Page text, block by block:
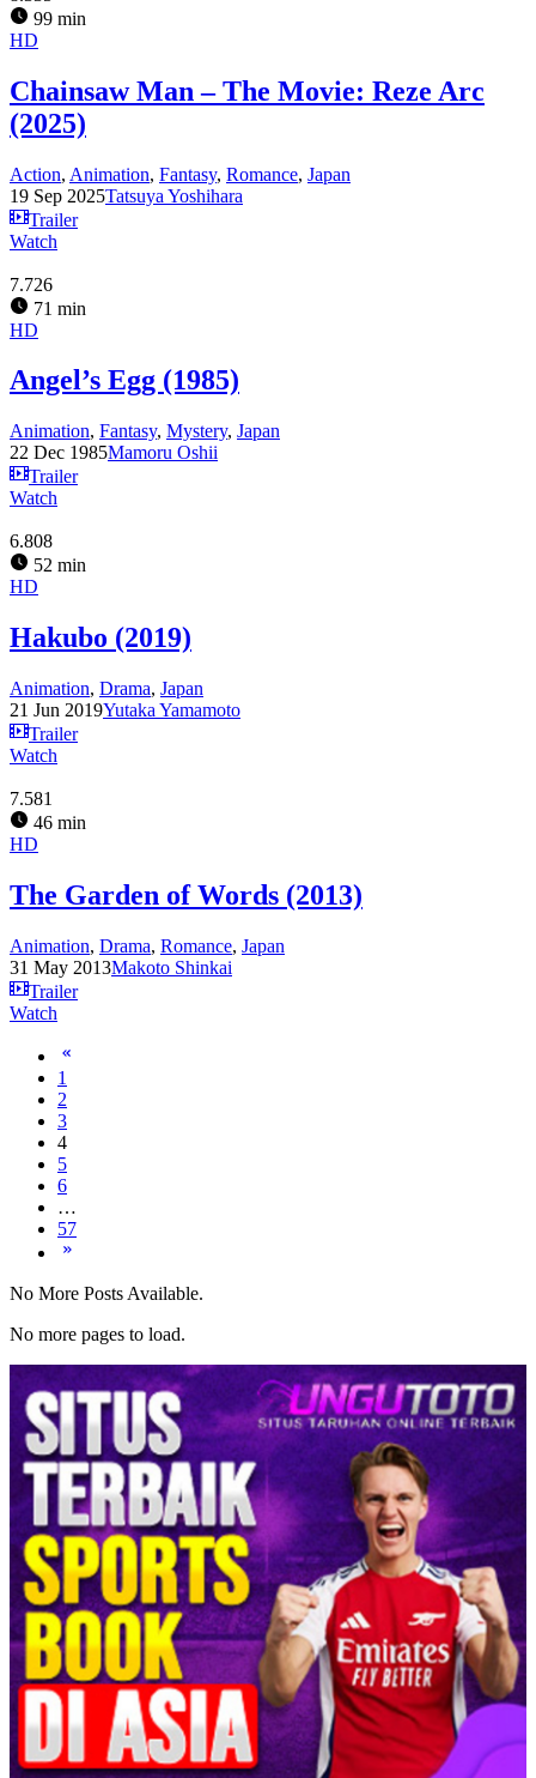
99 min
HD
Chainsaw Man – The Movie: Reze Arc
(2025)
Action, Animation, Fantasy, Romance, Japan
19 Sep 2025Tatsuya Yoshihara
Trailer
Watch
7.726
71 min
HD
Angel’s Egg (1985)
Animation, Fantasy, Mystery, Japan
22 Dec 1985Mamoru Oshii
Trailer
Watch
6.808
52 min
HD
Hakubo (2019)
Animation, Drama, Japan
21 Jun 2019Yutaka Yamamoto
Trailer
Watch
7.581
46 min
HD
The Garden of Words (2013)
Animation, Drama, Romance, Japan
31 May 2013Makoto Shinkai
Trailer
Watch
1
2
3
4
5
6
…
57
No More Posts Available.
No more pages to load.